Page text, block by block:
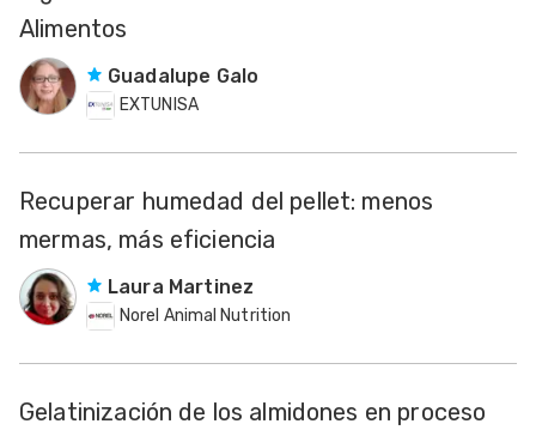
Alimentos
Guadalupe Galo
EXTUNISA
Recuperar humedad del pellet: menos
mermas, más eficiencia
Laura Martinez
Norel Animal Nutrition
Gelatinización de los almidones en proceso